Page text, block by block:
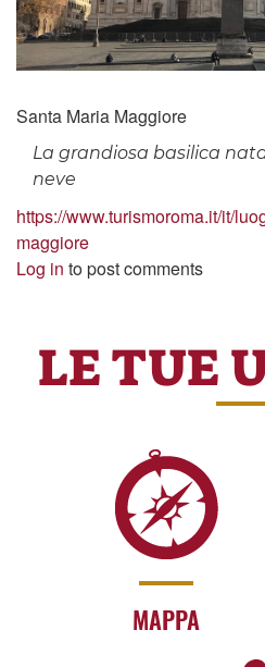
Santa Maria Maggiore
La grandiosa basilica
neve
https://www.turismoroma.it/it/
maggiore
Log in to post comments
LE TUE
MAPPA